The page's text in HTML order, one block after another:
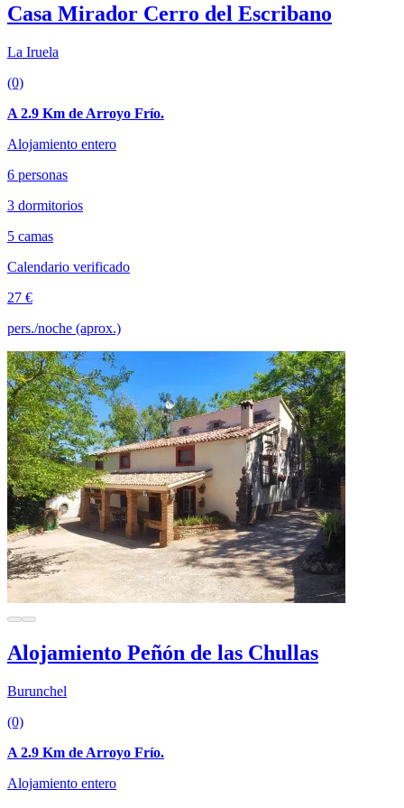
Casa Mirador Cerro del Escribano
La Iruela
(0)
A 2.9 Km de Arroyo Frío.
Alojamiento entero
6 personas
3 dormitorios
5 camas
Calendario verificado
27 €
pers./noche (aprox.)
Alojamiento Peñón de las Chullas
Burunchel
(0)
A 2.9 Km de Arroyo Frío.
Alojamiento entero